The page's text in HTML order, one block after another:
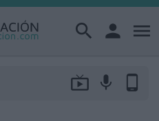
search person menu
live_tv mic phone_android